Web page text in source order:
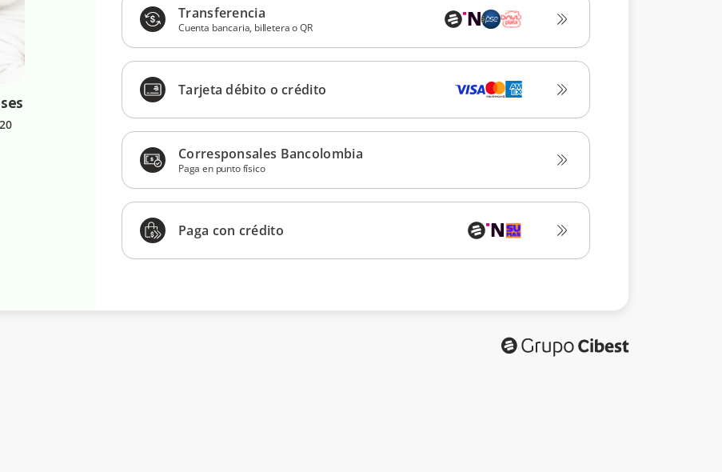
Transferencia
Cuenta bancaria, billetera o QR
Tarjeta débito o crédito
Corresponsales Bancolombia
Paga en punto físico
Paga con crédito